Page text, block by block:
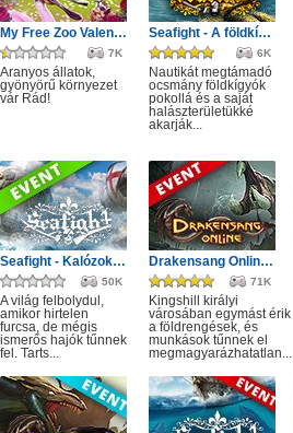
My Free Zoo Valentin nap
7K
Aranyos állatok,
gyönyörű környezet
vár Rád!
Seafight - A földkígyó éve
6K
Nautikát megtámadó
ocsmány földkígyók
pokollá és a saját
halászterületükké
akarják...
Seafight - Kalózok Kupájának hagyatéka
50K
A világ felbolydul,
amikor hirtelen
furcsa, de mégis
ismerős hajók tűnnek
fel. Tarts...
Drakensang Online - Kingshill férges csatornái
71K
Kingshill királyi
városában egymást érik
a földrengések, és
munkások tűnnek el
megmagyarázhatatlan...